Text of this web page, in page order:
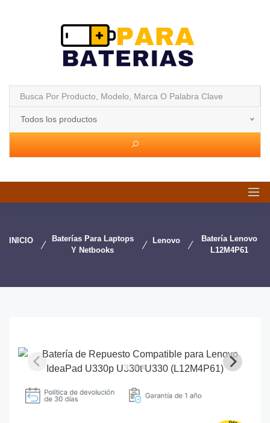
Todos los productos
INICIO
Baterías Para Laptops
Y Netbooks
Lenovo
Batería Lenovo
L12M4P61